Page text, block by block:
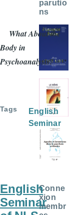
What About the
Body in
Psychoanalysis?
Tags
English
Seminar
English
Seminar
parutio
ns
Conne
xion
membr